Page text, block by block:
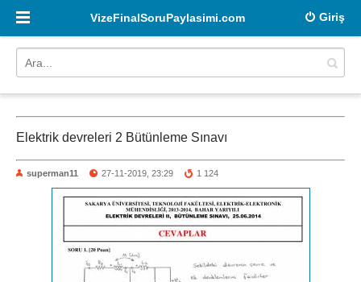
Giriş
VizeFinalSoruPaylasimi.com
Elektrik devreleri 2 Bütünleme Sınavı
superman11 27-11-2019, 23:29 1 124